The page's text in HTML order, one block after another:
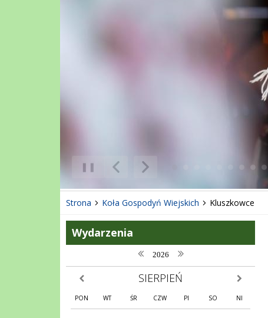
Poprzedni Element
Następny Element
❚❚
Strona Koła Gospodyń Wiejskich Kluszkowce
Wydarzenia
poprzedni rok
2026 następny rok
poprzedni miesiąc SIERPIEŃ następny
PON WT ŚR CZW PI SO NI